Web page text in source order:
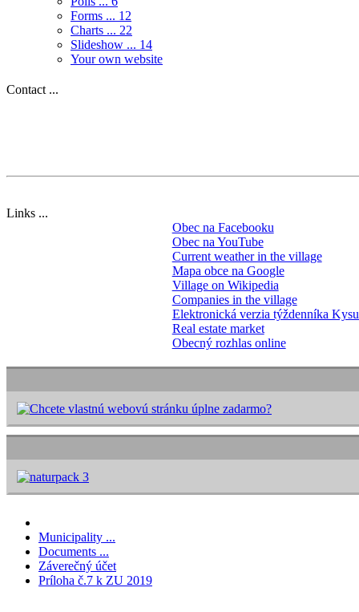
Forms ... 12
Charts ... 22
Slideshow ... 14
Your own website
Contact ...
Links ...
Obec na Facebooku
Obec na YouTube
Current weather in the village
Mapa obce na Google
Village on Wikipedia
Companies in the village
Elektronická verzia týždenníka
Real estate market
Obecný rozhlas online
Municipality ...
Documents ...
Záverečný účet
Príloha č.7 k ZU 2019